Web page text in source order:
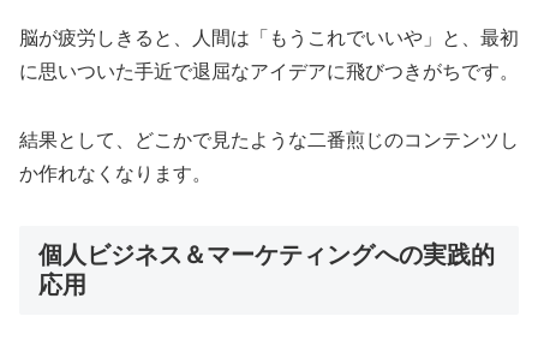
脳が疲労しきると、人間は「もうこれでいいや」と、最初
に思いついた手近で退屈なアイデアに飛びつきがちです。
結果として、どこかで見たような二番煎じのコンテンツし
か作れなくなります。
個人ビジネス＆マーケティングへの実践的
応用